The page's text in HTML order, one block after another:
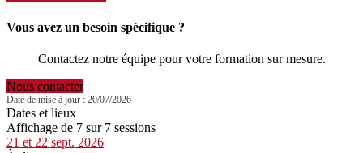
Vous avez un besoin spécifique ?
Contactez notre équipe pour votre formation sur mesure.
Nous contacter
Date de mise à jour : 20/07/2026
Dates et lieux
Affichage de 7 sur 7 sessions
21 et 22 sept. 2026